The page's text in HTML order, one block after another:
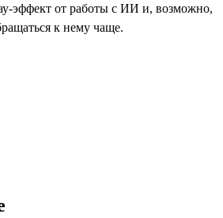
эффект от работы с ИИ и, возможно,
к нему чаще.